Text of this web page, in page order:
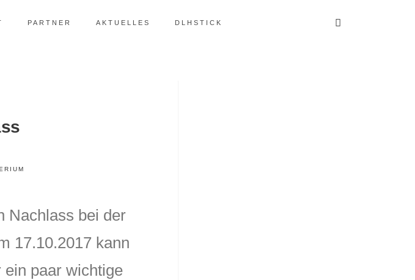
PARTNER AKTUELLES DLHSTICK
Nachlass bei der
17.10.2017 kann
paar wichtige